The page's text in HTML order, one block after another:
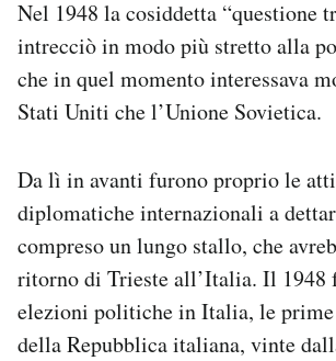
Nel 1948 la cosiddetta “questione
intrecciò in modo più stretto alla
che in quel momento interessava
Stati Uniti che l’Unione Sovietica.
Da lì in avanti furono proprio le
diplomatiche internazionali a
compreso un lungo stallo, che
ritorno di Trieste all’Italia. Il 1948
elezioni politiche in Italia, le
della Repubblica italiana, vinte